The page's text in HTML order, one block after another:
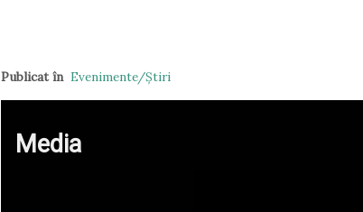
Publicat în Evenimente/Ştiri
Media